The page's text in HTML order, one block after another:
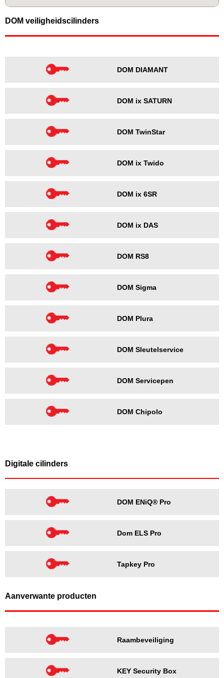
DOM veiligheidscilinders
DOM DIAMANT
DOM ix SATURN
DOM TwinStar
DOM ix Twido
DOM ix 6SR
DOM ix DAS
DOM RS8
DOM Sigma
DOM Plura
DOM Sleutelservice
DOM Servicepen
DOM Chipolo
Digitale cilinders
DOM ENiQ® Pro
Dom ELS Pro
Tapkey Pro
Aanverwante producten
Raambeveiliging
KEY Security Box